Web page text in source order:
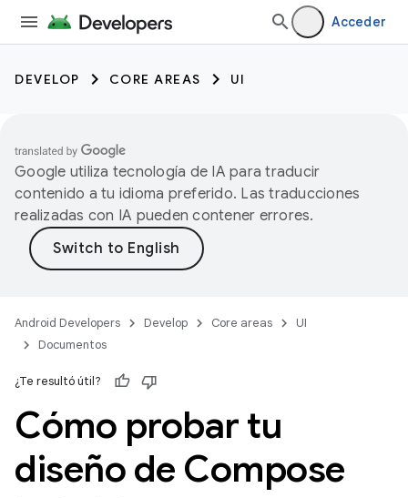
Acceder
DEVELOP CORE AREAS UI
Google utiliza tecnología de IA para traducir
contenido a tu idioma preferido. Las traducciones
realizadas con IA pueden contener errores.
Android Developers Develop Core areas
UI
Documentos
¿Te resultó útil?
Cómo probar tu
diseño de Compose